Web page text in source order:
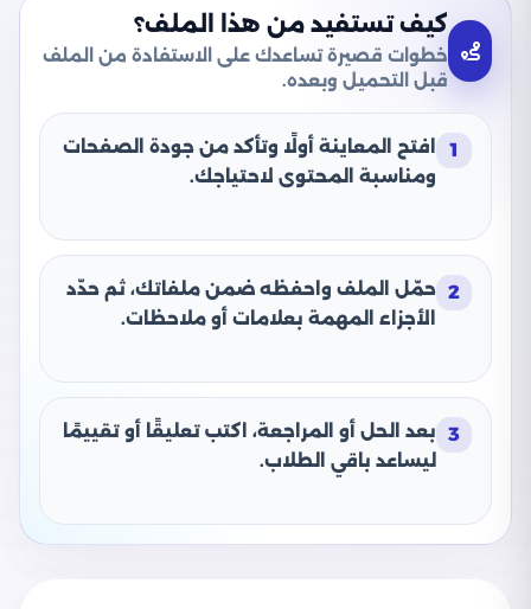
كيف تستفيد من هذا الملف؟
خطوات قصيرة تساعدك على الاستفادة من الملف
قبل التحميل وبعده.
1
افتح المعاينة أولًا وتأكد من جودة الصفحات
ومناسبة المحتوى لاحتياجك.
2 حمّل الملف واحفظه ضمن ملفاتك، ثم حدّد
الأجزاء المهمة بعلامات أو ملاحظات.
3
بعد الحل أو المراجعة، اكتب تعليقًا أو تقييمًا
ليساعد باقي الطلاب.